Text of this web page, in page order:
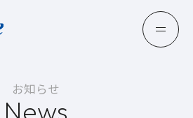
お知らせ
News